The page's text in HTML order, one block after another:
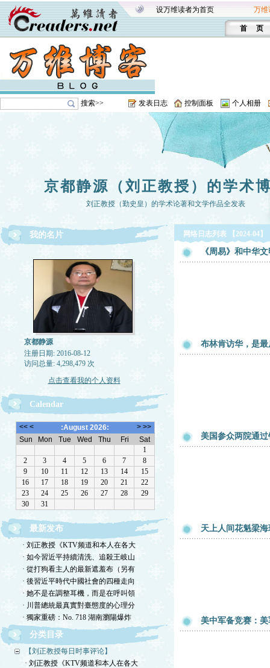
设万维读者为首页 万维
首 页
搜索>> 发表日志 控制面板 个人相册
京都静源（刘正教授）的学术
刘正教授（勤史皇）的学术论著和文学作品全发表
我的名片
京都静源
注册日期: 2016-08-12
访问总量: 4,298,479 次
点击查看我的个人资料
Calendar
最新发布
· 刘正教授《KTV频道和本人在各大
· 如今習近平持續清洗、追殺王岐山
· 從打狗看主人的最新遮羞布（另有
· 後習近平時代中國社會的四種走向
· 她不是在調整耳機，而是在呼叫領
· 川普總統最真實對臺態度的心理分
· 獨家重磅：No. 718 湖南瀏陽爆炸
分类目录
【刘正教授每日时事评论】
· 刘正教授《KTV频道和本人在各大
网络日志列表 【2024-04】
《周易》和中华
布林肯访华，是
美国参众两院通
天上人间花魁梁
美中军备竞赛：